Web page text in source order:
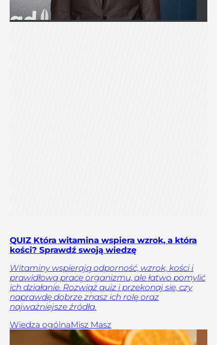
QUIZ Która witamina wspiera wzrok, a która
kości? Sprawdź swoją wiedzę
Witaminy wspierają odporność, wzrok, kości i
prawidłową pracę organizmu, ale łatwo pomylić
ich działanie. Rozwiąż quiz i przekonaj się, czy
naprawdę dobrze znasz ich rolę oraz
najważniejsze źródła.
Wiedza ogólnaMisz Masz